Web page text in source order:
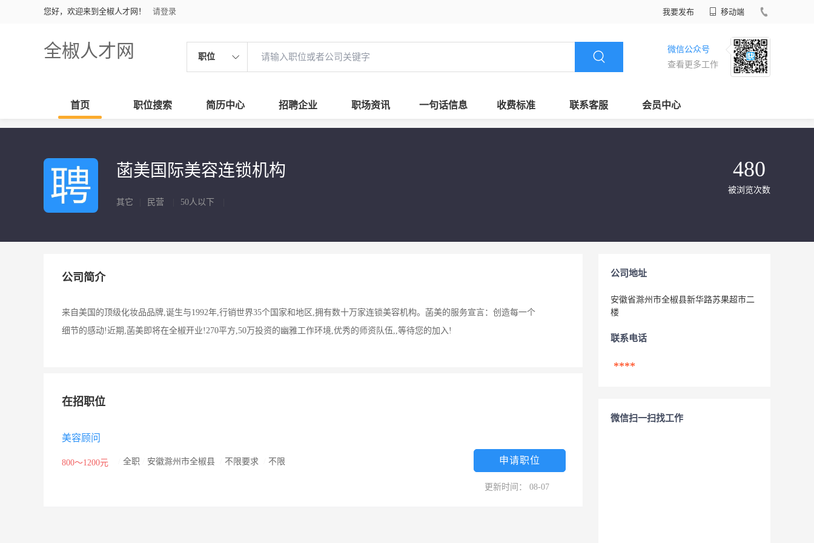
您好，欢迎来到全椒人才网！ 请登录 我要发布 移动端
全椒人才网 职位
微信公众号
查看更多工作
首页 职位搜索 简历中心 招聘企业 职场资讯 一句话信息 收费标准 联系客服 会员中心
菡美国际美容连锁机构
其它 民营 50人以下
480
被浏览次数
公司简介
来自美国的顶级化妆品品牌,诞生与1992年,行销世界35个国家和地区,拥有数十万家连锁美容机构。菡美的服务宣言：创造每一个
细节的感动!近期,菡美即将在全椒开业!270平方,50万投资的幽雅工作环境,优秀的师资队伍,,等待您的加入!
在招职位
美容顾问
800～1200元 全职 安徽滁州市全椒县 不限要求 不限 申请职位
更新时间： 08-07
公司地址
安徽省滁州市全椒县新华路苏果超市二
楼
联系电话
****
微信扫一扫找工作